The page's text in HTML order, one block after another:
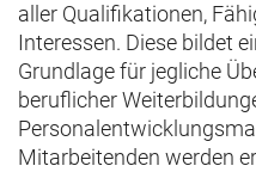
aller Qualifikationen,
Interessen. Diese bildet
Grundlage für jegliche
beruflicher
Mitarbeitenden werden